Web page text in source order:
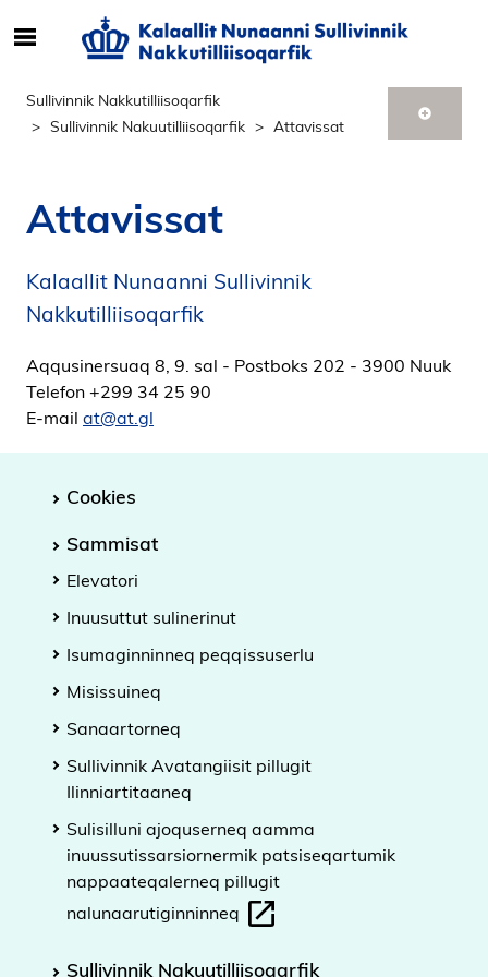
g
e
r
n
h
l
d
p
å
n
Sullivinnik Nakkutilliisoqarfik
Sullivinnik Nakuutilliisoqarfik
Attavissat
Attavissat
Kalaallit Nunaanni Sullivinnik
Nakkutilliisoqarfik
Aqqusinersuaq 8, 9. sal - Postboks 202 - 3900 Nuuk
Telefon +299 34 25 90
E-mail at@at.gl
Cookies
Sammisat
Elevatori
Inuusuttut sulinerinut
Isumaginninneq peqqissuserlu
Misissuineq
Sanaartorneq
Sullivinnik Avatangiisit pillugit
Ilinniartitaaneq
Sulisilluni ajoquserneq aamma
inuussutissarsiornermik patsiseqartumik
nappaateqalerneq pillugit
nalunaarutiginninneq
Sullivinnik Nakuutilliisoqarfik